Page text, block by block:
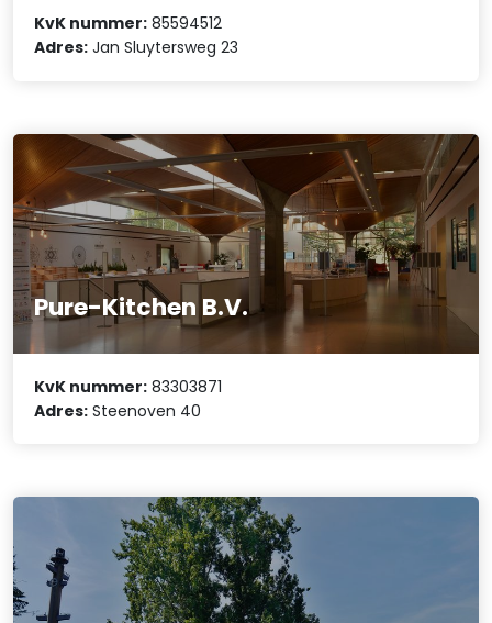
KvK nummer: 85594512
Adres: Jan Sluytersweg 23
Pure-Kitchen B.V.
KvK nummer: 83303871
Adres: Steenoven 40